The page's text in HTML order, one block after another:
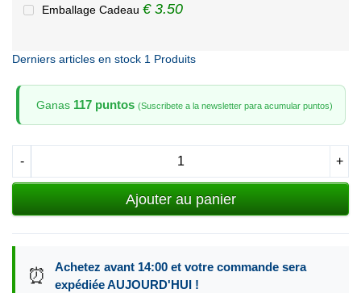
Emballage Cadeau € 3.50
Derniers articles en stock 1 Produits
Ganas 117 puntos (Suscribete a la newsletter para acumular puntos)
- +
Ajouter au panier
⏰
Achetez avant 14:00 et votre commande sera
expédiée AUJOURD'HUI !